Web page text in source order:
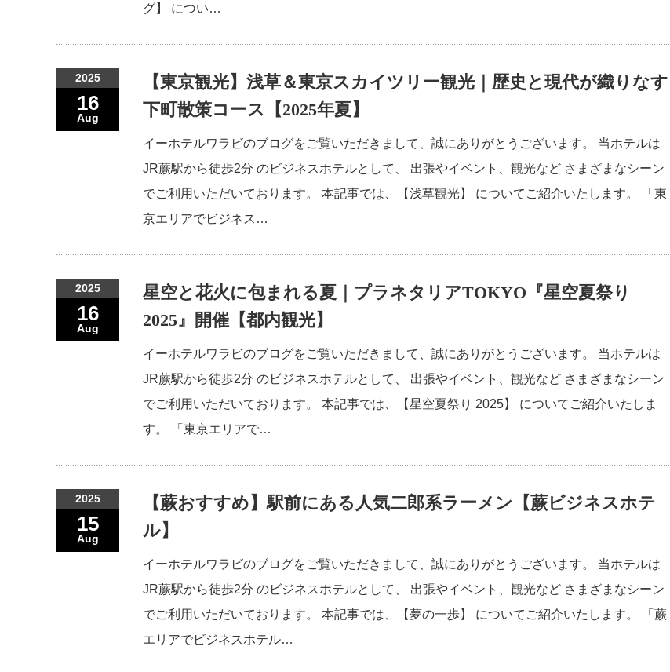
グ】 につい…
2025
16
Aug
【東京観光】浅草＆東京スカイツリー観光｜歴史と現代が織りなす
下町散策コース【2025年夏】
イーホテルワラビのブログをご覧いただきまして、誠にありがとうございます。 当ホテルは
JR蕨駅から徒歩2分 のビジネスホテルとして、 出張やイベント、観光など さまざまなシーン
でご利用いただいております。 本記事では、【浅草観光】 についてご紹介いたします。 「東
京エリアでビジネス…
2025
16
Aug
星空と花火に包まれる夏｜プラネタリアTOKYO『星空夏祭り
2025』開催【都内観光】
イーホテルワラビのブログをご覧いただきまして、誠にありがとうございます。 当ホテルは
JR蕨駅から徒歩2分 のビジネスホテルとして、 出張やイベント、観光など さまざまなシーン
でご利用いただいております。 本記事では、【星空夏祭り 2025】 についてご紹介いたしま
す。 「東京エリアで…
2025
15
Aug
【蕨おすすめ】駅前にある人気二郎系ラーメン【蕨ビジネスホテ
ル】
イーホテルワラビのブログをご覧いただきまして、誠にありがとうございます。 当ホテルは
JR蕨駅から徒歩2分 のビジネスホテルとして、 出張やイベント、観光など さまざまなシーン
でご利用いただいております。 本記事では、【夢の一歩】 についてご紹介いたします。 「蕨
エリアでビジネスホテル…